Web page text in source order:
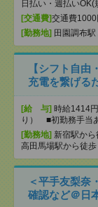
日払い・週払いOK(
[交通費]交通費1000
[勤務地] 田園調布駅
【シフト自
充電を繋げる
[給 与] 時給1414
り） ■初勤務手
[勤務地] 新宿駅から
高田馬場駅から徒歩
＜平手友梨奈
確認など＠日